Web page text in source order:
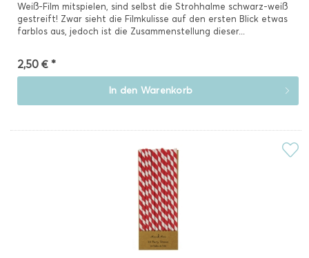
Weiß-Film mitspielen, sind selbst die Strohhalme schwarz-weiß
gestreift! Zwar sieht die Filmkulisse auf den ersten Blick etwas
farblos aus, jedoch ist die Zusammenstellung dieser...
2,50 € *
In den Warenkorb